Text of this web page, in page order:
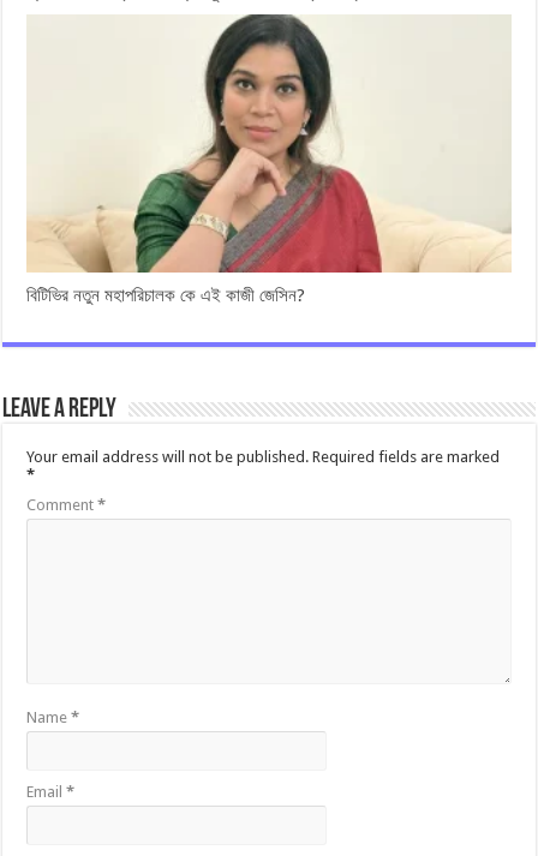
বিটিভির নতুন মহাপরিচালক কে এই কাজী জেসিন?
Leave a Reply
Your email address will not be published. Required fields are marked
*
Comment*
Name*
Email*